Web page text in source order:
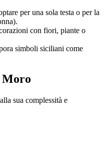
per una sola testa o per la
con fiori, piante o
simboli siciliani come
Moro
sua complessità e